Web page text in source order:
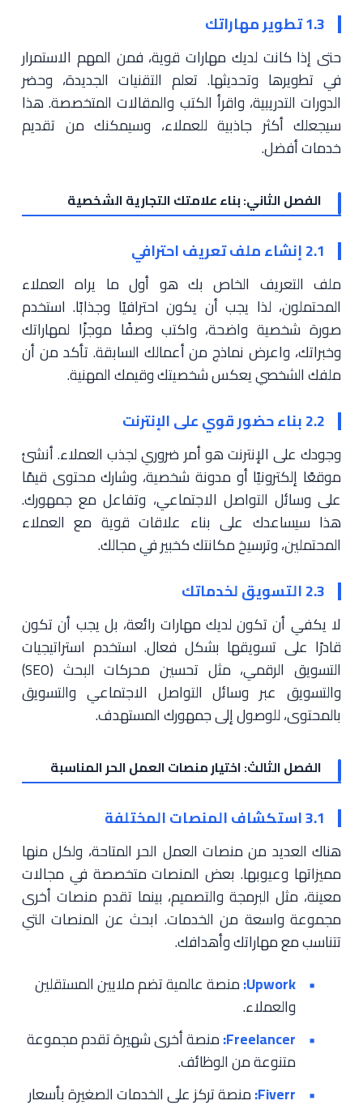
1.3 تطوير مهاراتك
حتى إذا كانت لديك مهارات قوية، فمن المهم الاستمرار
في تطويرها وتحديثها. تعلم التقنيات الجديدة، وحضر
الدورات التدريبية، واقرأ الكتب والمقالات المتخصصة. هذا
سيجعلك أكثر جاذبية للعملاء، وسيمكنك من تقديم
خدمات أفضل.
الفصل الثاني: بناء علامتك التجارية الشخصية
2.1 إنشاء ملف تعريف احترافي
ملف التعريف الخاص بك هو أول ما يراه العملاء
المحتملون، لذا يجب أن يكون احترافيًا وجذابًا. استخدم
صورة شخصية واضحة، واكتب وصفًا موجزًا لمهاراتك
وخبراتك، واعرض نماذج من أعمالك السابقة. تأكد من أن
ملفك الشخصي يعكس شخصيتك وقيمك المهنية.
2.2 بناء حضور قوي على الإنترنت
وجودك على الإنترنت هو أمر ضروري لجذب العملاء. أنشئ
موقعًا إلكترونيًا أو مدونة شخصية، وشارك محتوى قيمًا
على وسائل التواصل الاجتماعي، وتفاعل مع جمهورك.
هذا سيساعدك على بناء علاقات قوية مع العملاء
المحتملين، وترسيخ مكانتك كخبير في مجالك.
2.3 التسويق لخدماتك
لا يكفي أن تكون لديك مهارات رائعة، بل يجب أن تكون
قادرًا على تسويقها بشكل فعال. استخدم استراتيجيات
التسويق الرقمي، مثل تحسين محركات البحث (SEO)
والتسويق عبر وسائل التواصل الاجتماعي والتسويق
بالمحتوى، للوصول إلى جمهورك المستهدف.
الفصل الثالث: اختيار منصات العمل الحر المناسبة
3.1 استكشاف المنصات المختلفة
هناك العديد من منصات العمل الحر المتاحة، ولكل منها
مميزاتها وعيوبها. بعض المنصات متخصصة في مجالات
معينة، مثل البرمجة والتصميم، بينما تقدم منصات أخرى
مجموعة واسعة من الخدمات. ابحث عن المنصات التي
تتناسب مع مهاراتك وأهدافك.
Upwork: منصة عالمية تضم ملايين المستقلين
والعملاء.
Freelancer: منصة أخرى شهيرة تقدم مجموعة
متنوعة من الوظائف.
Fiverr: منصة تركز على الخدمات الصغيرة بأسعار